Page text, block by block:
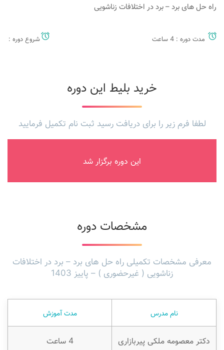
راه حل های برد – برد در اختلافات زناشویی
مدت دوره : 4 ساعت شروع دوره :
خرید بلیط این دوره
لطفا فرم زیر را برای دریافت رسید ثبت نام تکمیل فرمایید
این دوره برگزار شد
مشخصات دوره
معرفی مشخصات تکمیلی راه حل های برد – برد در اختلافات
زناشویی ( غیرحضوری ) – پاییز 1403
نام مدرس مدت آموزش
دکتر معصومه ملکی پیربازاری 4 ساعت